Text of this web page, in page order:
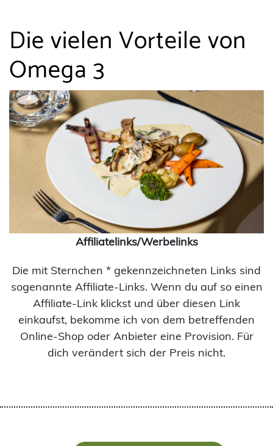
Die vielen Vorteile von
Omega 3
Affiliatelinks/Werbelinks
Die mit Sternchen * gekennzeichneten Links sind
sogenannte Affiliate-Links. Wenn du auf so einen
Affiliate-Link klickst und über diesen Link
einkaufst, bekomme ich von dem betreffenden
Online-Shop oder Anbieter eine Provision. Für
dich verändert sich der Preis nicht.